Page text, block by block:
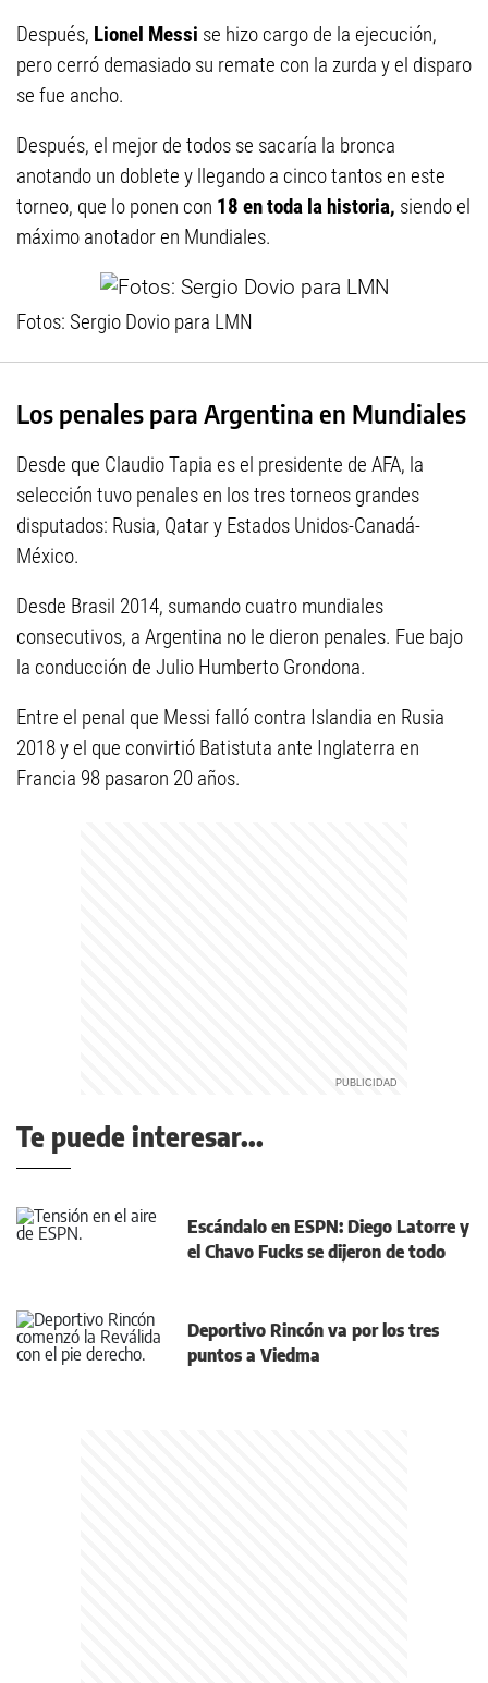
Después, Lionel Messi se hizo cargo de la ejecución,
pero cerró demasiado su remate con la zurda y el disparo
se fue ancho.
Después, el mejor de todos se sacaría la bronca
anotando un doblete y llegando a cinco tantos en este
torneo, que lo ponen con 18 en toda la historia, siendo el
máximo anotador en Mundiales.
Fotos: Sergio Dovio para LMN
Los penales para Argentina en Mundiales
Desde que Claudio Tapia es el presidente de AFA, la
selección tuvo penales en los tres torneos grandes
disputados: Rusia, Qatar y Estados Unidos-Canadá-
México.
Desde Brasil 2014, sumando cuatro mundiales
consecutivos, a Argentina no le dieron penales. Fue bajo
la conducción de Julio Humberto Grondona.
Entre el penal que Messi falló contra Islandia en Rusia
2018 y el que convirtió Batistuta ante Inglaterra en
Francia 98 pasaron 20 años.
Te puede interesar...
Escándalo en ESPN: Diego Latorre y
el Chavo Fucks se dijeron de todo
Deportivo Rincón va por los tres
puntos a Viedma